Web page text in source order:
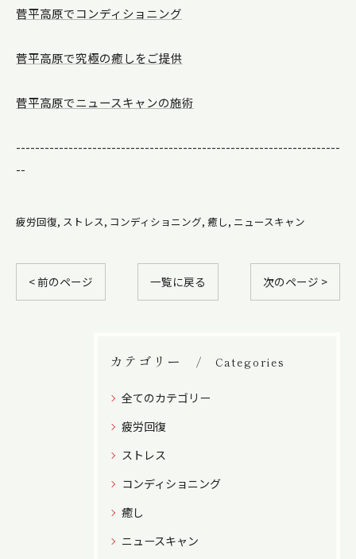
菅平高原でコンディショニング
菅平高原で究極の癒しをご提供
菅平高原でニュースキャンの施術
--------------------------------------------------------------------
--
疲労回復 ストレス コンディショニング 癒し ニュースキャン
< 前のページ 一覧に戻る 次のページ >
カテゴリー Categories
全てのカテゴリー
疲労回復
ストレス
コンディショニング
癒し
ニュースキャン